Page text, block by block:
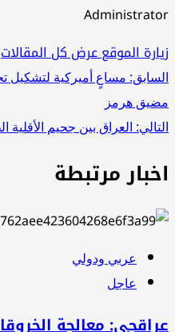
Administrator
زيارة الموقععرض كل المقالات
تصفّح
المقالات
السابق: مساعٍ أميركية لتشكيل
مضيق هرمز
التالي: العراق بين جحيم الأقلية
اخبار مرتبطة
عربي ودولي
عاجل
عراقجي: معالجة